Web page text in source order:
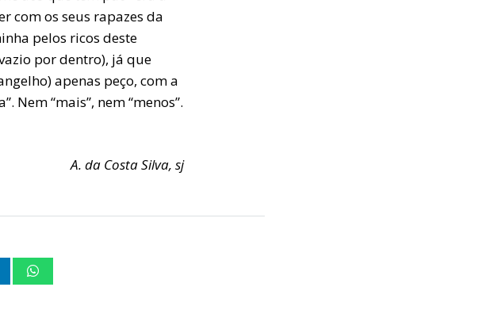
com os seus rapazes da
pelos ricos deste
por dentro), já que
apenas peço, com a
Nem “mais”, nem “menos”.
A. da Costa Silva, sj